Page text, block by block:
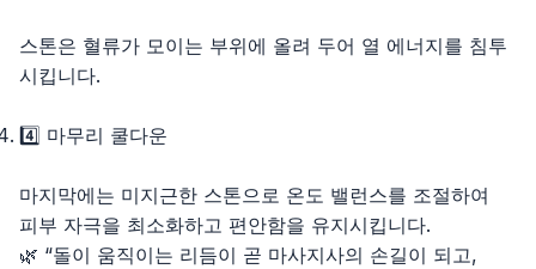
스톤은 혈류가 모이는 부위에 올려 두어 열 에너지를 침투
시킵니다.
4️⃣ 마무리 쿨다운
마지막에는 미지근한 스톤으로 온도 밸런스를 조절하여
피부 자극을 최소화하고 편안함을 유지시킵니다.
🌿 “돌이 움직이는 리듬이 곧 마사지사의 손길이 되고,